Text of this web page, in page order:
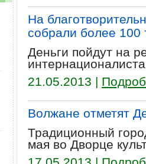
На
собрали более 100
Деньги пойдут на
21.05.2013 |
Волжане отметят
Традиционный
мая во Дворце